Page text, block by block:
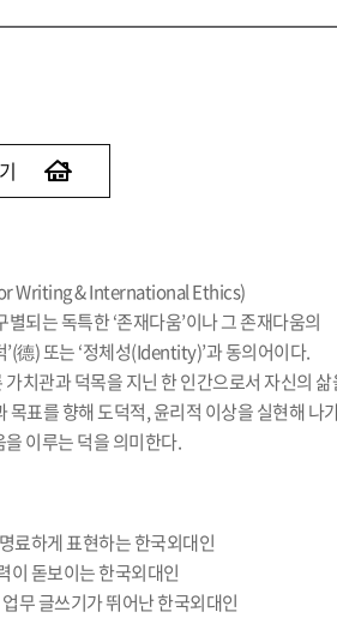
Writing & International Ethics)
되는 독특한 ‘존재다움’이나 그 존재다움의
’(德) 또는 ‘정체성(Identity)’과 동의어이다.
치관과 덕목을 지닌 한 인간으로서 자신의
목표를 향해 도덕적, 윤리적 이상을 실현해 나
이루는 덕을 의미한다.
료하게 표현하는 한국외대인
이 돋보이는 한국외대인
무 글쓰기가 뛰어난 한국외대인